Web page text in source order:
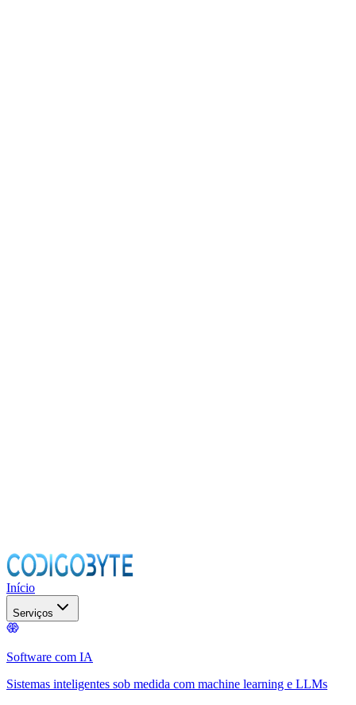
Início
Serviços
Software com IA
Sistemas inteligentes sob medida com machine learning e LLMs